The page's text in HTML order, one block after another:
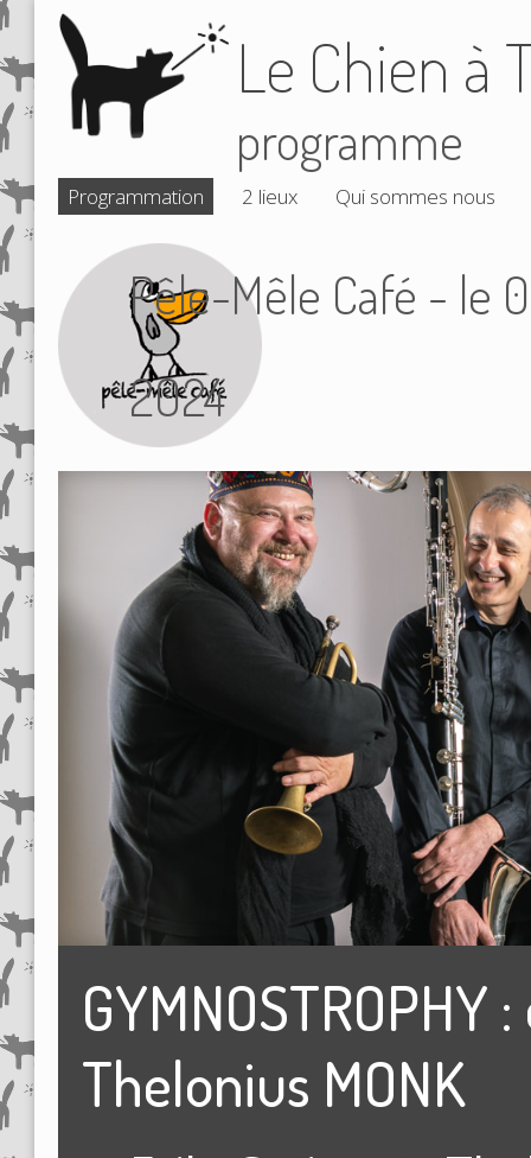
Le Chien à
programme
Programmation 2 lieux Qui sommes nous
Pêle-Mêle Café - le
2024
Thelonius MONK